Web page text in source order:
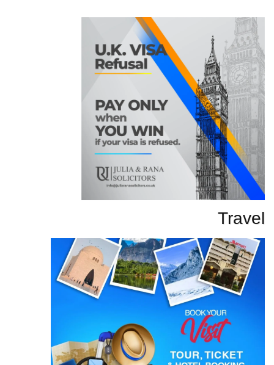
Travel